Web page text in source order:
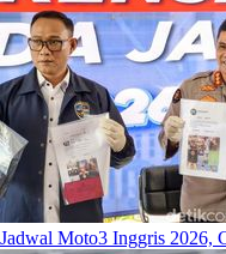
Jadwal Moto3 Inggris 2026,